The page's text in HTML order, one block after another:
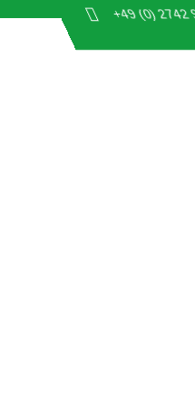
+49 (0) 2742